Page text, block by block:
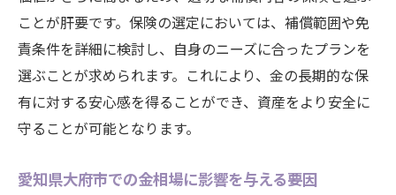
リアルタイムでの市場情報の入手法
インターネットを利用した金の保管管理
愛知県大府市の金関連イベントの活用
投資家コミュニティとのネットワーク構築
地元金融機関との連携による相場情報の取
ことが肝要です。保険の選定においては、補償範囲や免
責条件を詳細に検討し、自身のニーズに合ったプランを
選ぶことが求められます。これにより、金の長期的な保
有に対する安心感を得ることができ、資産をより安全に
守ることが可能となります。
愛知県大府市での金相場に影響を与える要因